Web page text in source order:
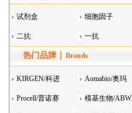
试剂盒 细胞因子
二抗 一抗
热门品牌 Brands
KIRGEN/科进 Aomabio/奥玛
Procell/普诺赛 模基生物/ABW